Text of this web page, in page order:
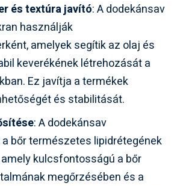
és textúra javító: A dodekánsav
használják
amelyek segítik az olaj és
keverékének létrehozását a
Ez javítja a termékek
és stabilitását.
: A dodekánsav
bőr természetes lipidrétegének
kulcsfontosságú a bőr
megőrzésében és a